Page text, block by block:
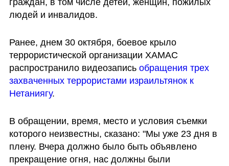
граждан, в том числе детей, женщин, пожилых
людей и инвалидов.
Ранее, днем 30 октября, боевое крыло
террористической организации ХАМАС
распространило видеозапись обращения трех
захваченных террористами израильтянок к
Нетаниягу.
В обращении, время, место и условия съемки
которого неизвестны, сказано: "Мы уже 23 дня в
плену. Вчера должно было быть объявлено
прекращение огня, нас должны были